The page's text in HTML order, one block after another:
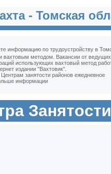
- Томская
информацию по трудоустройству в
вахтовым методом. Вакансии от ведущих
использующих вахтовый метод
издании "Вахтовик".
занятости районов ежедневное
информации
Занятости